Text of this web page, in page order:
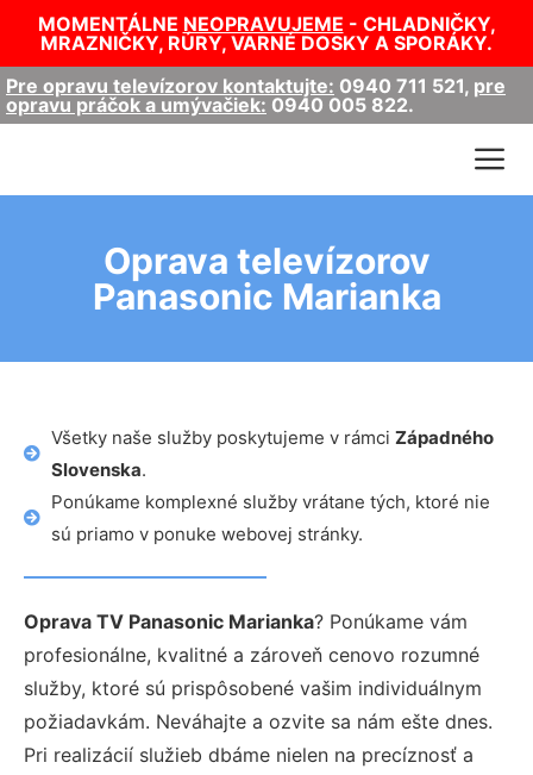
MOMENTÁLNE NEOPRAVUJEME - CHLADNIČKY,
MRAZNIČKY, RÚRY, VARNÉ DOSKY A SPORÁKY.
Pre opravu televízorov kontaktujte: 0940 711 521, pre
opravu práčok a umývačiek: 0940 005 822.
Oprava televízorov
Panasonic Marianka
Všetky naše služby poskytujeme v rámci Západného
Slovenska.
Ponúkame komplexné služby vrátane tých, ktoré nie
sú priamo v ponuke webovej stránky.
Oprava TV Panasonic Marianka? Ponúkame vám
profesionálne, kvalitné a zároveň cenovo rozumné
služby, ktoré sú prispôsobené vašim individuálnym
požiadavkám. Neváhajte a ozvite sa nám ešte dnes.
Pri realizácií služieb dbáme nielen na precíznosť a